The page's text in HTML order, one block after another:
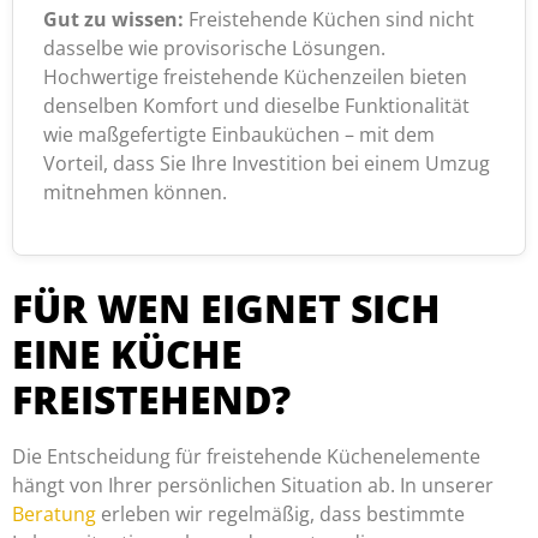
Gut zu wissen: Freistehende Küchen sind nicht
dasselbe wie provisorische Lösungen.
Hochwertige freistehende Küchenzeilen bieten
denselben Komfort und dieselbe Funktionalität
wie maßgefertigte Einbauküchen – mit dem
Vorteil, dass Sie Ihre Investition bei einem Umzug
mitnehmen können.
FÜR WEN EIGNET SICH
EINE KÜCHE
FREISTEHEND?
Die Entscheidung für freistehende Küchenelemente
hängt von Ihrer persönlichen Situation ab. In unserer
Beratung erleben wir regelmäßig, dass bestimmte